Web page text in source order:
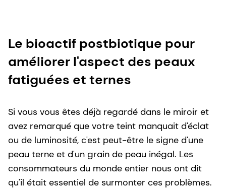
Le bioactif postbiotique pour
améliorer l'aspect des peaux
fatiguées et ternes
Si vous vous êtes déjà regardé dans le miroir et
avez remarqué que votre teint manquait d'éclat
ou de luminosité, c'est peut-être le signe d'une
peau terne et d'un grain de peau inégal. Les
consommateurs du monde entier nous ont dit
qu'il était essentiel de surmonter ces problèmes.